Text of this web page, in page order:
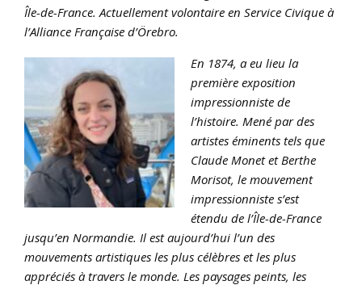
Île-de-France. Actuellement volontaire en Service Civique à
l’Alliance Française d’Örebro.
En 1874, a eu lieu la
première exposition
impressionniste de
l’histoire. Mené par des
artistes éminents tels que
Claude Monet et Berthe
Morisot, le mouvement
impressionniste s’est
étendu de l’Île-de-France
jusqu’en Normandie. Il est aujourd’hui l’un des
mouvements artistiques les plus célèbres et les plus
appréciés à travers le monde. Les paysages peints, les